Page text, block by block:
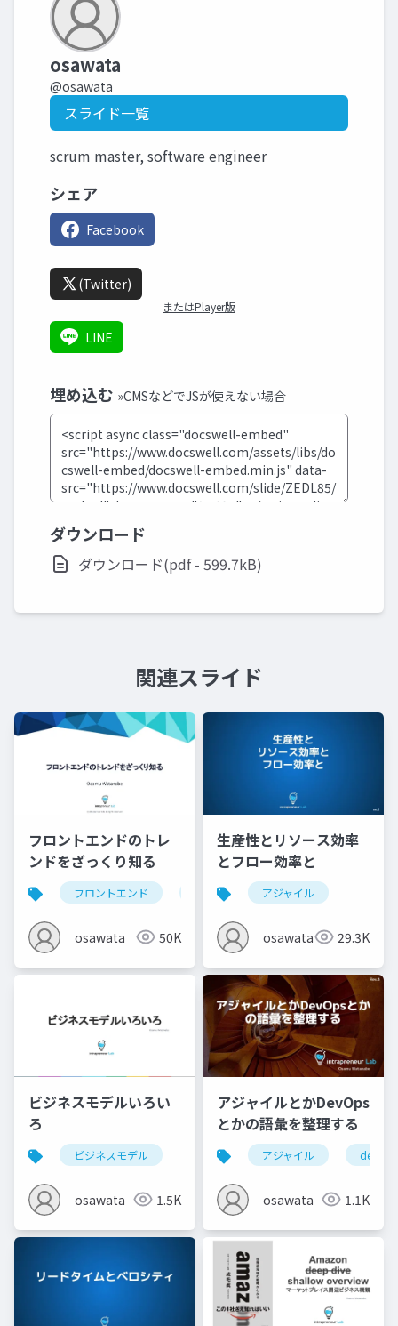
osawata
@osawata
スライド一覧
scrum master, software engineer
シェア
Facebook
(Twitter)
またはPlayer版
LINE
埋め込む »CMSなどでJSが使えない場合
ダウンロード
ダウンロード(pdf - 599.7kB)
関連スライド
フロントエンドのトレ
ンドをざっくり知る
フロントエンド
osawata 50K
生産性とリソース効率
とフロー効率と
アジャイル
osawata 29.3K
ビジネスモデルいろい
ろ
ビジネスモデル
osawata 1.5K
アジャイルとかDevOps
とかの語彙を整理する
アジャイル devops
osawata 1.1K